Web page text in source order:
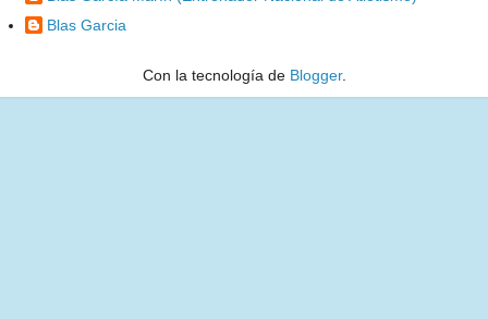
Blas Garcia
Con la tecnología de Blogger.